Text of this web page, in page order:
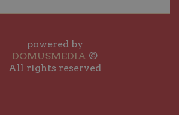
powered by
DOMUSMEDIA ©
All rights reserved